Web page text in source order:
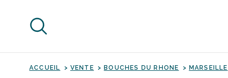
contenu
ACCUEIL VENTE BOUCHES DU RHONE MARSEILLE